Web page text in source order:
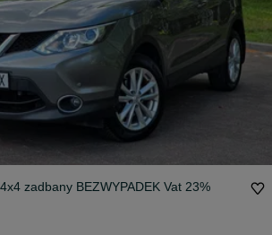
zadbany BEZWYPADEK Vat 23%